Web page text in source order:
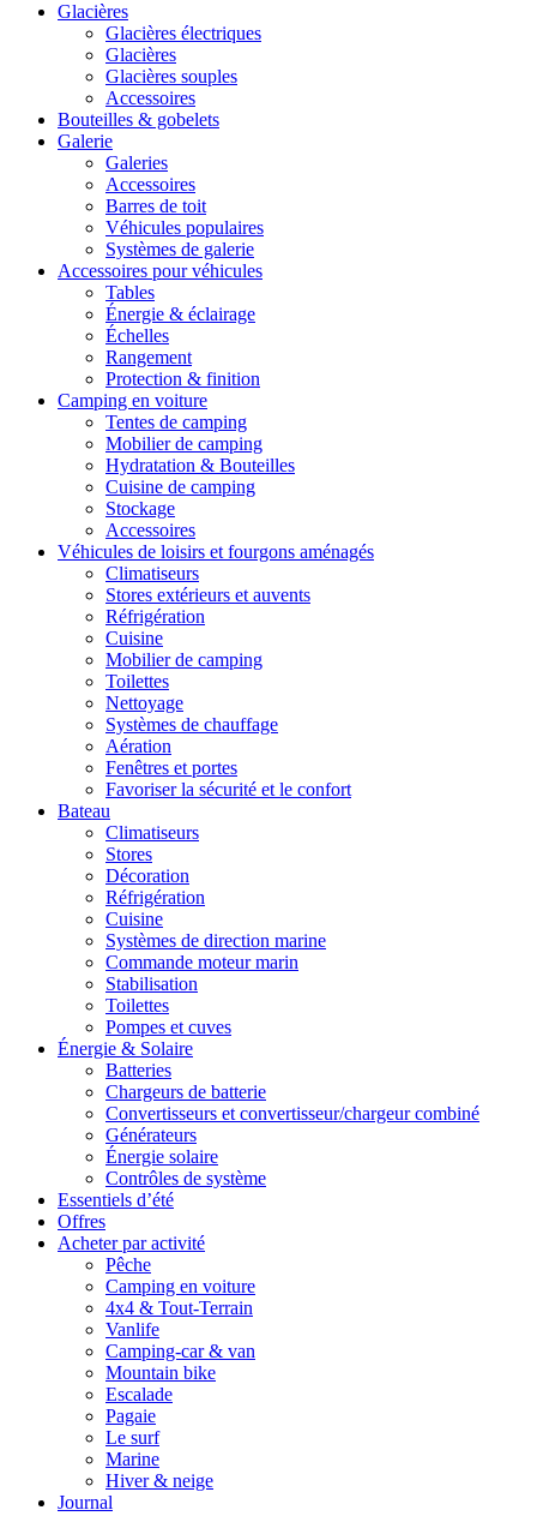
Glacières
Glacières électriques
Glacières
Glacières souples
Accessoires
Bouteilles & gobelets
Galerie
Galeries
Accessoires
Barres de toit
Véhicules populaires
Systèmes de galerie
Accessoires pour véhicules
Tables
Énergie & éclairage
Échelles
Rangement
Protection & finition
Camping en voiture
Tentes de camping
Mobilier de camping
Hydratation & Bouteilles
Cuisine de camping
Stockage
Accessoires
Véhicules de loisirs et fourgons aménagés
Climatiseurs
Stores extérieurs et auvents
Réfrigération
Cuisine
Mobilier de camping
Toilettes
Nettoyage
Systèmes de chauffage
Aération
Fenêtres et portes
Favoriser la sécurité et le confort
Bateau
Climatiseurs
Stores
Décoration
Réfrigération
Cuisine
Systèmes de direction marine
Commande moteur marin
Stabilisation
Toilettes
Pompes et cuves
Énergie & Solaire
Batteries
Chargeurs de batterie
Convertisseurs et convertisseur/chargeur combiné
Générateurs
Énergie solaire
Contrôles de système
Essentiels d’été
Offres
Acheter par activité
Pêche
Camping en voiture
4x4 & Tout-Terrain
Vanlife
Camping-car & van
Mountain bike
Escalade
Pagaie
Le surf
Marine
Hiver & neige
Journal